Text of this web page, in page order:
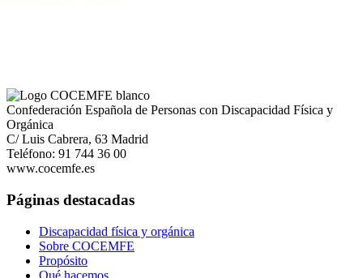
Confederación Española de Personas con Discapacidad Física y
Orgánica
C/ Luis Cabrera, 63 Madrid
Teléfono: 91 744 36 00
www.cocemfe.es
Páginas destacadas
Discapacidad física y orgánica
Sobre COCEMFE
Propósito
Qué hacemos